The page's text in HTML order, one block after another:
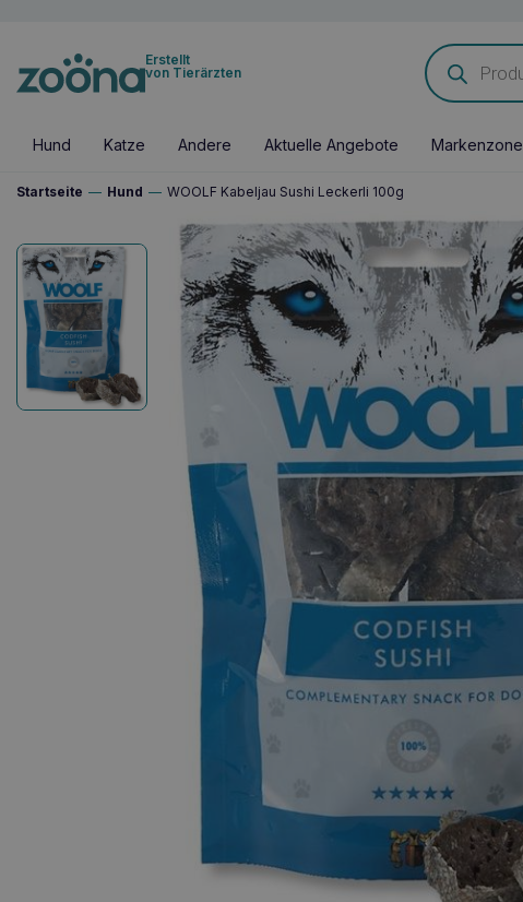
Erstellt
von Tierärzten
Products
search
Hund Katze Andere Aktuelle Angebote Markenzone
Startseite — Hund — WOOLF Kabeljau Sushi Leckerli 100g